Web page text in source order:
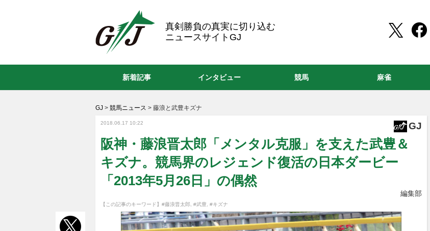
真剣勝負の真実に切り込む
ニュースサイトGJ
GJ > 競馬ニュース > 藤浪と武豊キズナ
2018.06.17 10:22 GJ
阪神・藤浪晋太郎「メンタル克服」を支えた武豊＆
キズナ。競馬界のレジェンド復活の日本ダービー
「2013年5月26日」の偶然
編集部
【この記事のキーワード】 #藤浪晋太郎 #武豊 #キズナ
新着記事 インタビュー 競馬 麻雀